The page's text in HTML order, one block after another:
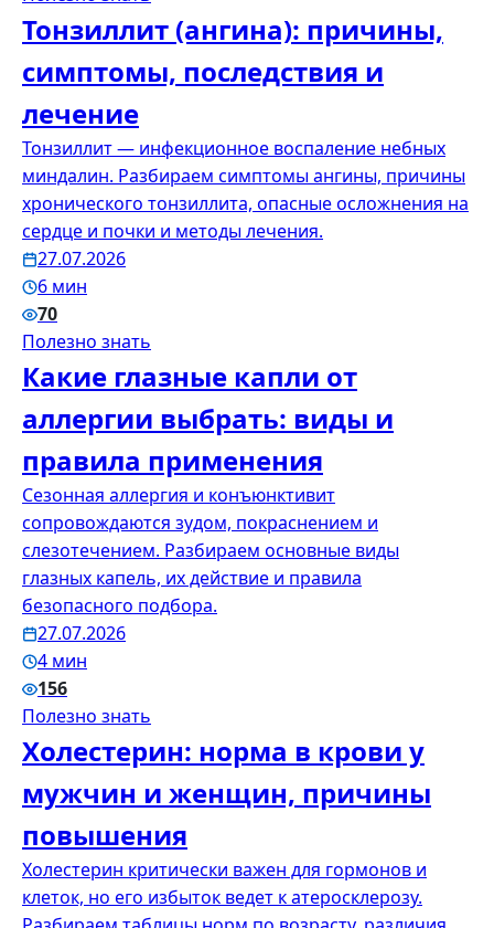
Тонзиллит (ангина): причины,
симптомы, последствия и
лечение
Тонзиллит — инфекционное воспаление небных
миндалин. Разбираем симптомы ангины, причины
хронического тонзиллита, опасные осложнения на
сердце и почки и методы лечения.
27.07.2026
6 мин
70
Полезно знать
Какие глазные капли от
аллергии выбрать: виды и
правила применения
Сезонная аллергия и конъюнктивит
сопровождаются зудом, покраснением и
слезотечением. Разбираем основные виды
глазных капель, их действие и правила
безопасного подбора.
27.07.2026
4 мин
156
Полезно знать
Холестерин: норма в крови у
мужчин и женщин, причины
повышения
Холестерин критически важен для гормонов и
клеток, но его избыток ведет к атеросклерозу.